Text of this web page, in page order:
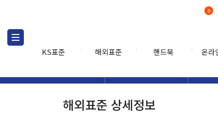
KS표준 해외표준 핸드북 온라
0
해외표준 상세정보